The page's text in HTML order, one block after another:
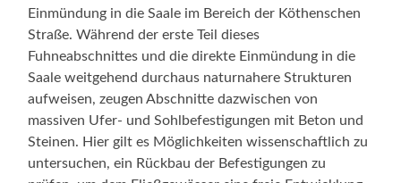
Einmündung in die Saale im Bereich der Köthenschen
Straße. Während der erste Teil dieses
Fuhneabschnittes und die direkte Einmündung in die
Saale weitgehend durchaus naturnahere Strukturen
aufweisen, zeugen Abschnitte dazwischen von
massiven Ufer- und Sohlbefestigungen mit Beton und
Steinen. Hier gilt es Möglichkeiten wissenschaftlich zu
untersuchen, ein Rückbau der Befestigungen zu